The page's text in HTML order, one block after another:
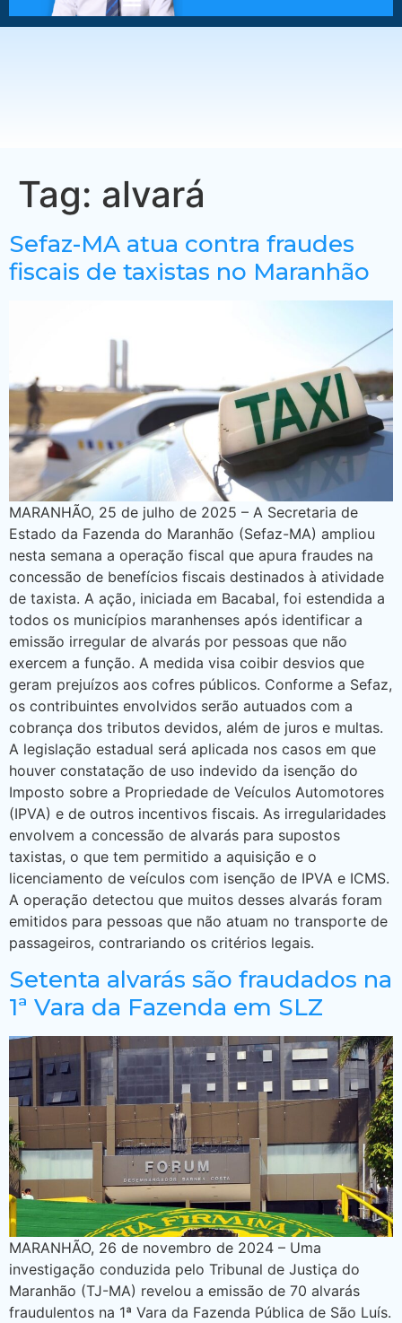
Tag: alvará
Sefaz-MA atua contra fraudes
fiscais de taxistas no Maranhão
MARANHÃO, 25 de julho de 2025 – A Secretaria de
Estado da Fazenda do Maranhão (Sefaz-MA) ampliou
nesta semana a operação fiscal que apura fraudes na
concessão de benefícios fiscais destinados à atividade
de taxista. A ação, iniciada em Bacabal, foi estendida a
todos os municípios maranhenses após identificar a
emissão irregular de alvarás por pessoas que não
exercem a função. A medida visa coibir desvios que
geram prejuízos aos cofres públicos. Conforme a Sefaz,
os contribuintes envolvidos serão autuados com a
cobrança dos tributos devidos, além de juros e multas.
A legislação estadual será aplicada nos casos em que
houver constatação de uso indevido da isenção do
Imposto sobre a Propriedade de Veículos Automotores
(IPVA) e de outros incentivos fiscais. As irregularidades
envolvem a concessão de alvarás para supostos
taxistas, o que tem permitido a aquisição e o
licenciamento de veículos com isenção de IPVA e ICMS.
A operação detectou que muitos desses alvarás foram
emitidos para pessoas que não atuam no transporte de
passageiros, contrariando os critérios legais.
Setenta alvarás são fraudados na
1ª Vara da Fazenda em SLZ
MARANHÃO, 26 de novembro de 2024 – Uma
investigação conduzida pelo Tribunal de Justiça do
Maranhão (TJ-MA) revelou a emissão de 70 alvarás
fraudulentos na 1ª Vara da Fazenda Pública de São Luís.